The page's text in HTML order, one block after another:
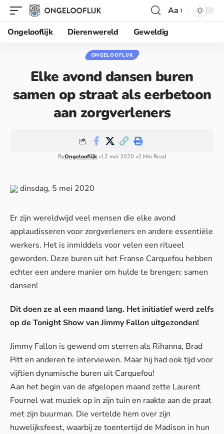
Aa
Ongelooflijk
Dierenwereld Geweldig
ONGELOOFLIJK
Elke avond dansen buren
samen op straat als eerbetoon
aan zorgverleners
ByOngelooflijk 12 mei 2020 2 Min Read
dinsdag, 5 mei 2020
Er zijn wereldwijd veel mensen die elke avond
applaudisseren voor zorgverleners en andere essentiële
werkers. Het is inmiddels voor velen een ritueel
geworden. Deze buren uit het Franse Carquefou hebben
echter een andere manier om hulde te brengen: samen
dansen!
Dit doen ze al een maand lang. Het initiatief werd zelfs
op de Tonight Show van Jimmy Fallon uitgezonden!
Jimmy Fallon is gewend om sterren als Rihanna, Brad
Pitt en anderen te interviewen. Maar hij had ook tijd voor
vijftien dynamische buren uit Carquefou!
Aan het begin van de afgelopen maand zette Laurent
Fournel wat muziek op in zijn tuin en raakte aan de praat
met zijn buurman. Die vertelde hem over zijn
huwelijksfeest, waarbij ze toentertijd de Madison in hun